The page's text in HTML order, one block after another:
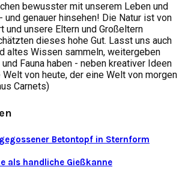
bewusster mit unserem Leben und
und genauer hinsehen! Die Natur ist von
und unsere Eltern und Großeltern
dieses hohe Gut. Lasst uns auch
altes Wissen sammeln, weitergeben
Fauna haben - neben kreativer Ideen
von heute, der eine Welt von morgen
Carnets)
Betontopf in Sternform
als handliche Gießkanne